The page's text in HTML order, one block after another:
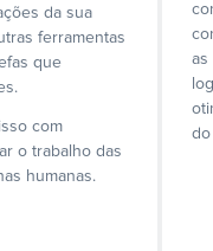
da sua
ferramentas
que
com
o trabalho das
humanas.
as
do